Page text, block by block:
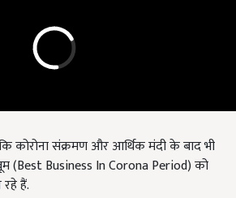
कोरोना संक्रमण और आर्थिक मंदी के बाद भी
(Best Business In Corona Period) को
हैं.